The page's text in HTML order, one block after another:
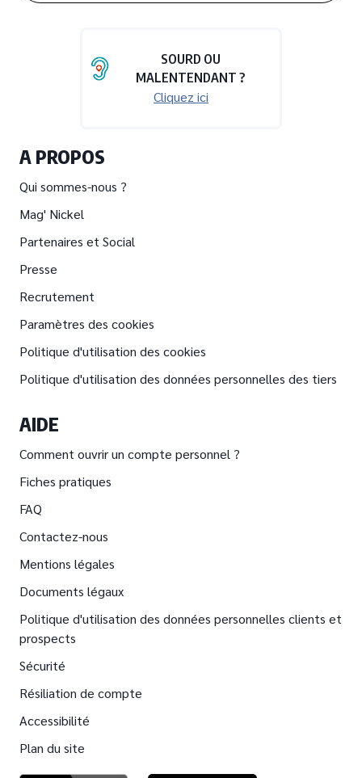
A PROPOS
Qui sommes-nous ?
Mag' Nickel
Partenaires et Social
Presse
Recrutement
Paramètres des cookies
Politique d'utilisation des cookies
Politique d'utilisation des données personnelles des tiers
AIDE
Comment ouvrir un compte personnel ?
Fiches pratiques
FAQ
Contactez-nous
Mentions légales
Documents légaux
Politique d'utilisation des données personnelles clients et
prospects
Sécurité
Résiliation de compte
Accessibilité
Plan du site
SOURD OU
MALENTENDANT ?
Cliquez ici